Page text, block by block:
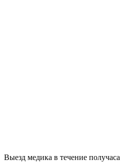
Выезд медика в течение получаса